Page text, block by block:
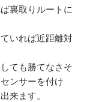
裏取りルートに
いれば近距離対
ても勝てなさそ
ンサーを付け
来ます。